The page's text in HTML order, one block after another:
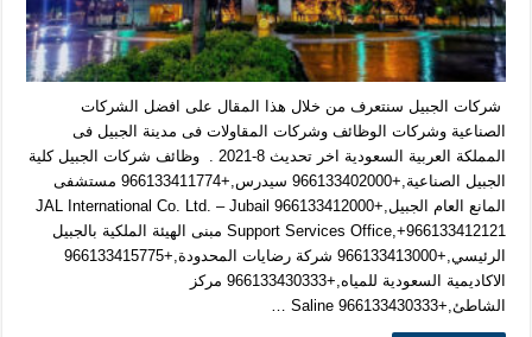
شركات الجبيل سنتعرف من خلال هذا المقال على افضل الشركات
الصناعية وشركات الوظائف وشركات المقاولات فى مدينة الجبيل فى
المملكة العربية السعودية اخر تحديث 8-2021 . وظائف شركات الجبيل كلية
الجبيل الصناعية,+966133402000 سيدرس,+966133411774 مستشفى
المانع العام الجبيل,+966133412000 JAL International Co. Ltd. – Jubail
Support Services Office,+966133412121 مبنى الهيئة الملكية بالجبيل
الرئيسي,+966133413000 شركة رضايات المحدودة,+966133415775
الاكاديمية السعودية للمياه,+966133430333 مركز
الشاطئ,+966133430333 Saline …